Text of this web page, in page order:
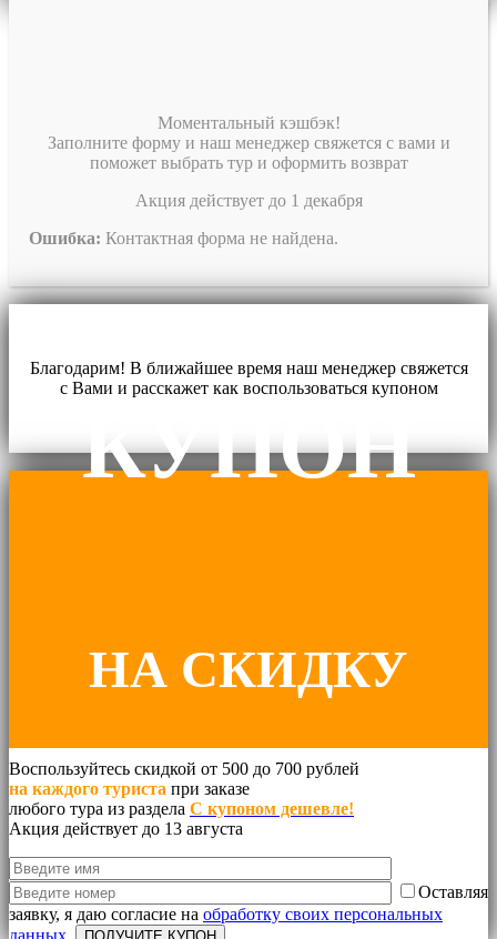
Моментальный кэшбэк!
Заполните форму и наш менеджер свяжется с вами и
поможет выбрать тур и оформить возврат
Акция действует до 1 декабря
Ошибка: Контактная форма не найдена.
Благодарим! В ближайшее время наш менеджер свяжется
с Вами и расскажет как воспользоваться купоном
КУПОН
НА СКИДКУ
ДО 700 руб.
Воспользуйтесь скидкой от 500 до 700 рублей
на каждого туриста при заказе
любого тура из раздела С купоном дешевле!
Акция действует до 13 августа
Оставляя
заявку, я даю согласие на обработку своих персональных
данных.